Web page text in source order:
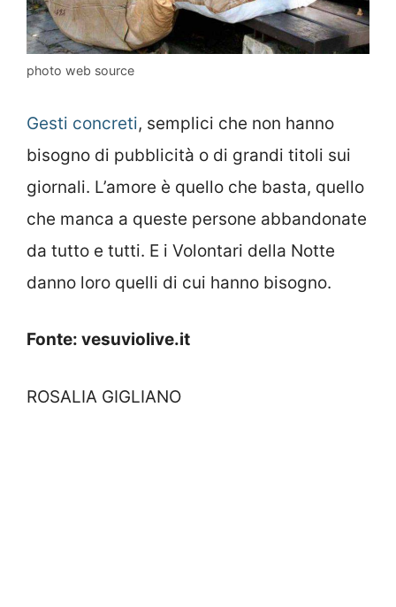
photo web source
Gesti concreti, semplici che non hanno
bisogno di pubblicità o di grandi titoli sui
giornali. L’amore è quello che basta, quello
che manca a queste persone abbandonate
da tutto e tutti. E i Volontari della Notte
danno loro quelli di cui hanno bisogno.
Fonte: vesuviolive.it
ROSALIA GIGLIANO